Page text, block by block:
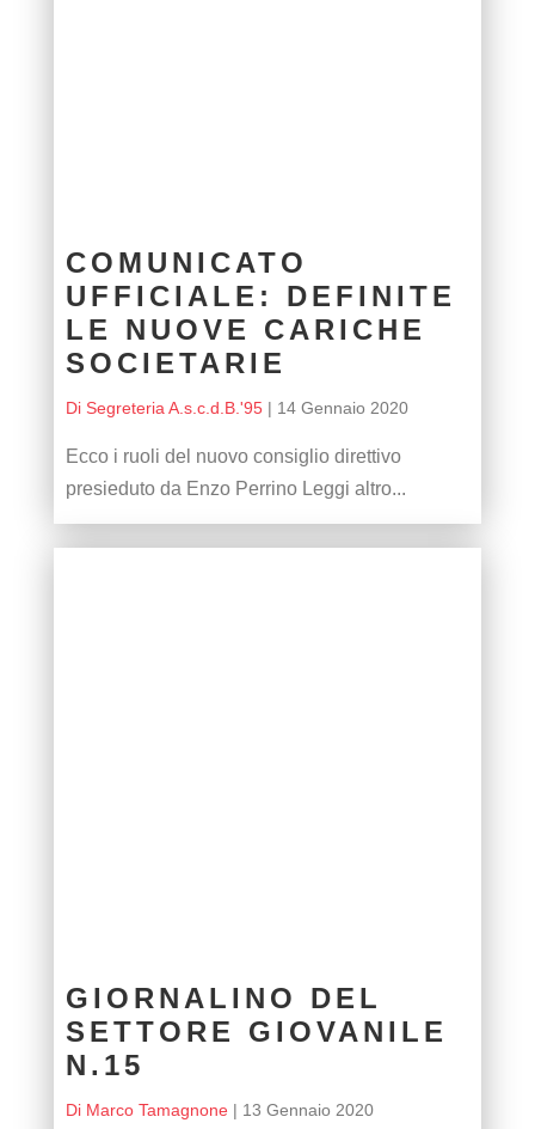
COMUNICATO
UFFICIALE: DEFINITE
LE NUOVE CARICHE
SOCIETARIE
Di Segreteria A.s.c.d.B.'95| 14 Gennaio 2020
Ecco i ruoli del nuovo consiglio direttivo
presieduto da Enzo Perrino Leggi altro...
GIORNALINO DEL
SETTORE GIOVANILE
N.15
Di Marco Tamagnone| 13 Gennaio 2020